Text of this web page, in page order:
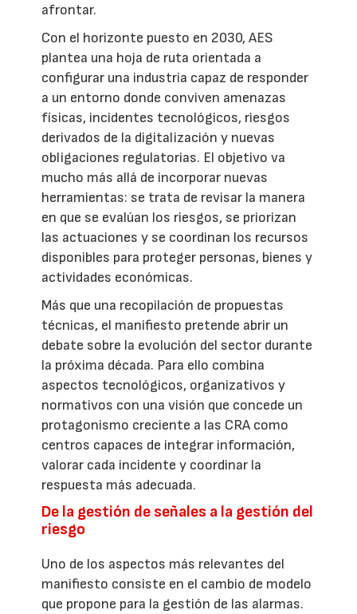
afrontar.
Con el horizonte puesto en 2030, AES
plantea una hoja de ruta orientada a
configurar una industria capaz de responder
a un entorno donde conviven amenazas
físicas, incidentes tecnológicos, riesgos
derivados de la digitalización y nuevas
obligaciones regulatorias. El objetivo va
mucho más allá de incorporar nuevas
herramientas: se trata de revisar la manera
en que se evalúan los riesgos, se priorizan
las actuaciones y se coordinan los recursos
disponibles para proteger personas, bienes y
actividades económicas.
Más que una recopilación de propuestas
técnicas, el manifiesto pretende abrir un
debate sobre la evolución del sector durante
la próxima década. Para ello combina
aspectos tecnológicos, organizativos y
normativos con una visión que concede un
protagonismo creciente a las CRA como
centros capaces de integrar información,
valorar cada incidente y coordinar la
respuesta más adecuada.
De la gestión de señales a la gestión del
riesgo
Uno de los aspectos más relevantes del
manifiesto consiste en el cambio de modelo
que propone para la gestión de las alarmas.